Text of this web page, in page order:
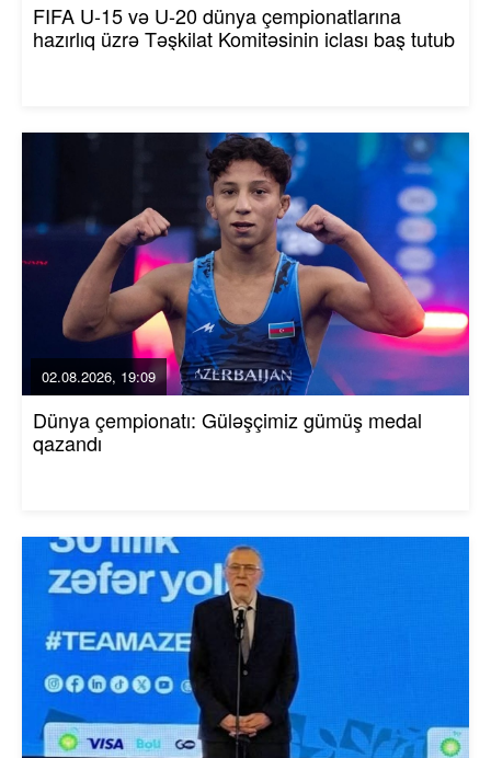
FIFA U-15 və U-20 dünya çempionatlarına
hazırlıq üzrə Təşkilat Komitəsinin iclası baş tutub
02.08.2026, 19:09
Dünya çempionatı: Güləşçimiz gümüş medal
qazandı